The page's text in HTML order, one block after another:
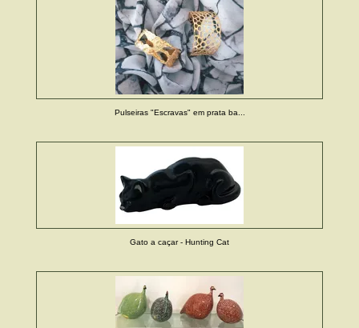
Pulseiras "Escravas" em prata ba...
Gato a caçar - Hunting Cat